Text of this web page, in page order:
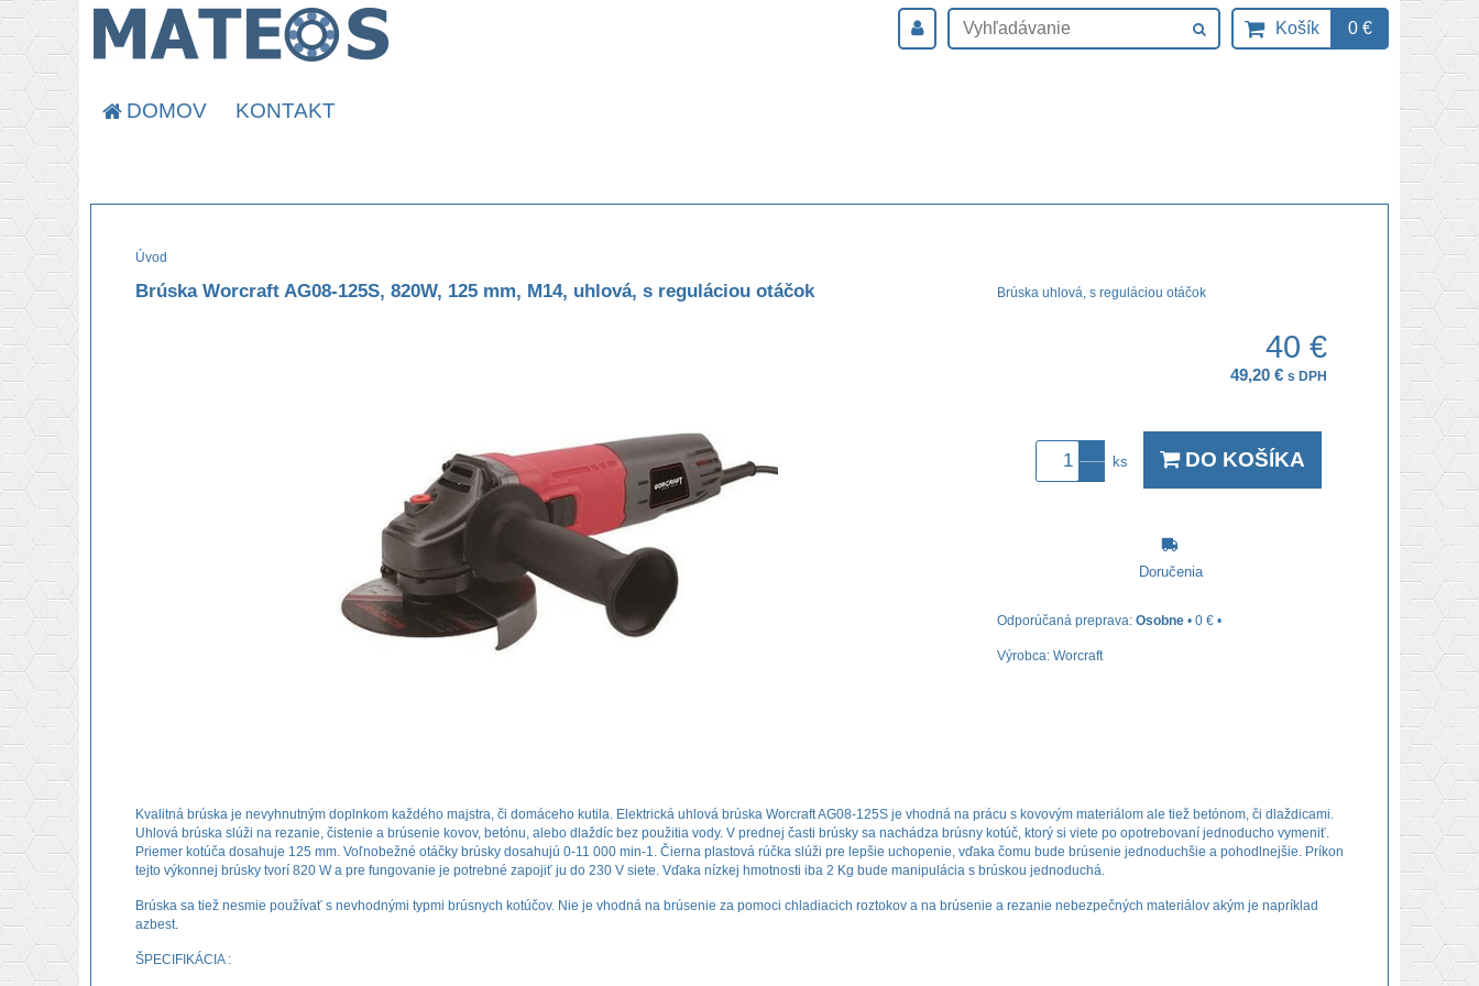
Košík 0 €
DOMOV KONTAKT
Úvod
Brúska Worcraft AG08-125S, 820W, 125 mm, M14, uhlová, s reguláciou otáčok Brúska uhlová, s reguláciou otáčok
40 €
49,20 € s DPH
ks DO KOŠÍKA
Doručenia
Osobne • 0 € •
Výrobca: Worcraft
Kvalitná brúska je nevyhnutným doplnkom každého majstra, či domáceho kutila. Elektrická uhlová brúska Worcraft AG08-125S je vhodná na prácu s kovovým materiálom ale tiež betónom, či dlaždicami.
Uhlová brúska slúži na rezanie, čistenie a brúsenie kovov, betónu, alebo dlaždíc bez použitia vody. V prednej časti brúsky sa nachádza brúsny kotúč, ktorý si viete po opotrebovaní jednoducho vymeniť.
Priemer kotúča dosahuje 125 mm. Voľnobežné otáčky brúsky dosahujú 0-11 000 min-1. Čierna plastová rúčka slúži pre lepšie uchopenie, vďaka čomu bude brúsenie jednoduchšie a pohodlnejšie. Príkon
tejto výkonnej brúsky tvorí 820 W a pre fungovanie je potrebné zapojiť ju do 230 V siete. Vďaka nízkej hmotnosti iba 2 Kg bude manipulácia s brúskou jednoduchá.
Brúska sa tiež nesmie používať s nevhodnými typmi brúsnych kotúčov. Nie je vhodná na brúsenie za pomoci chladiacich roztokov a na brúsenie a rezanie nebezpečných materiálov akým je napríklad
azbest.
ŠPECIFIKÁCIA :